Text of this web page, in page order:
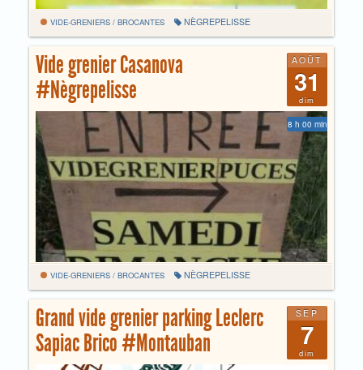
VIDE-GRENIERS / BROCANTES NÈGREPELISSE
AOÛT
31
dim
Vide grenier Casanova
#Nègrepelisse
8 h 00 min
VIDE-GRENIERS / BROCANTES NÈGREPELISSE
SEP
7
dim
Grand vide grenier parking Leclerc
Sapiac Brico #Montauban